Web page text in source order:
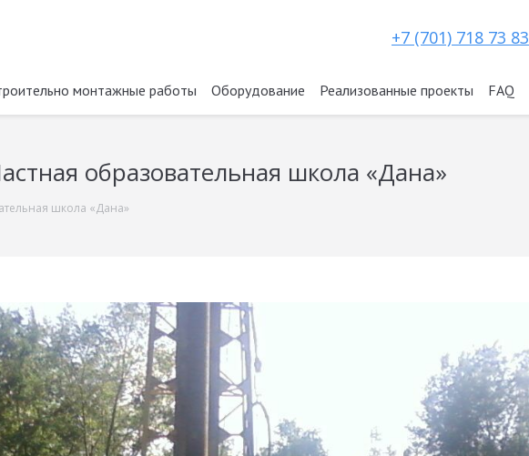
+7 (701) 718 73 83
монтажные работы Оборудование Реализованные проекты FAQ
образовательная школа «Дана»
школа «Дана»